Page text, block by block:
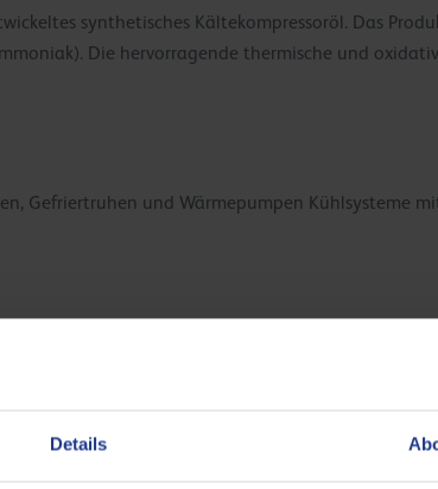
Details
synthetisches Kältekompressoröl. Das
Die hervorragende thermische und
Gefriertruhen und Wärmepumpen Kühlsysteme
Ablagerungskontrolle für saubere Kompressoren,
für eine garantiert lange